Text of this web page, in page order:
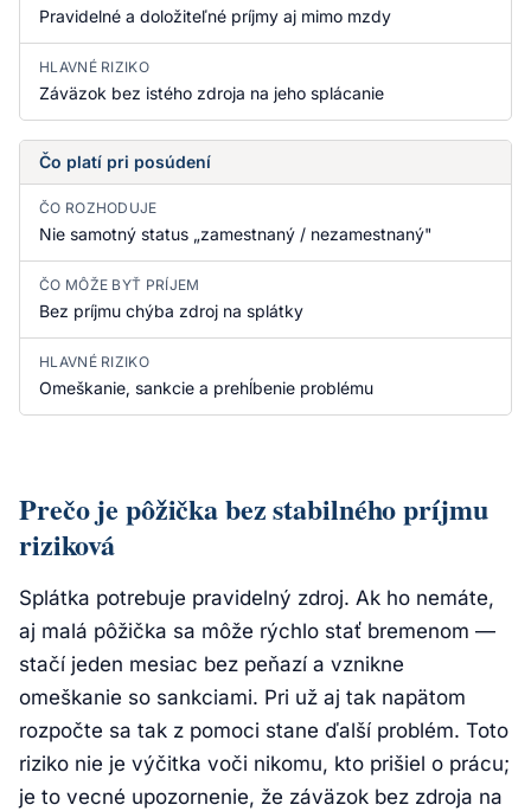
Pravidelné a doložiteľné príjmy aj mimo mzdy
HLAVNÉ RIZIKO
Záväzok bez istého zdroja na jeho splácanie
Čo platí pri posúdení
ČO ROZHODUJE
Nie samotný status „zamestnaný / nezamestnaný"
ČO MÔŽE BYŤ PRÍJEM
Bez príjmu chýba zdroj na splátky
HLAVNÉ RIZIKO
Omeškanie, sankcie a prehĺbenie problému
Prečo je pôžička bez stabilného príjmu
riziková
Splátka potrebuje pravidelný zdroj. Ak ho nemáte,
aj malá pôžička sa môže rýchlo stať bremenom —
stačí jeden mesiac bez peňazí a vznikne
omeškanie so sankciami. Pri už aj tak napätom
rozpočte sa tak z pomoci stane ďalší problém. Toto
riziko nie je výčitka voči nikomu, kto prišiel o prácu;
je to vecné upozornenie, že záväzok bez zdroja na